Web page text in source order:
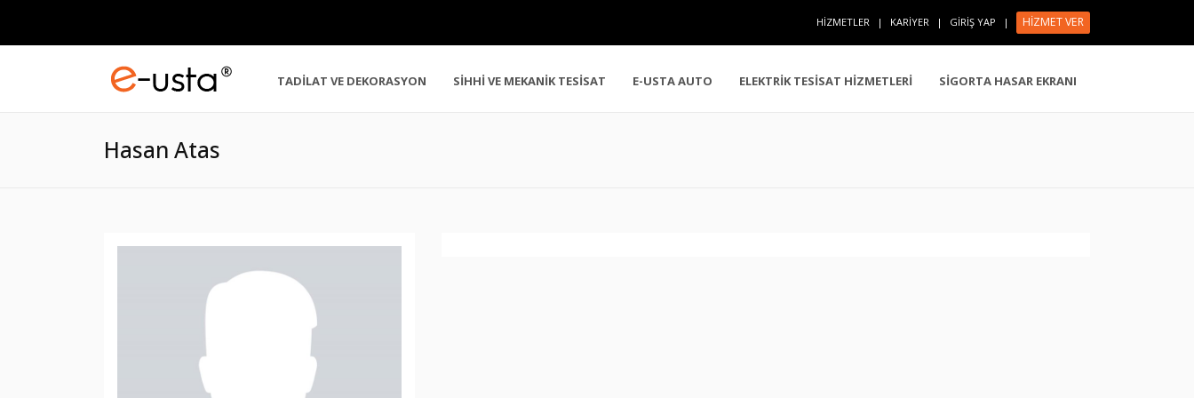
HİZMETLER | KARİYER | GİRİŞ YAP | HİZMET VER
TADİLAT VE DEKORASYON SİHHİ VE MEKANİK TESİSAT E-USTA AUTO ELEKTRİK TESİSAT HİZMETLERİ SİGORTA HASAR EKRANI
Hasan Atas